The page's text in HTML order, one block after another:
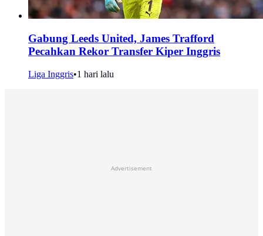
Gabung Leeds United, James Trafford
Pecahkan Rekor Transfer Kiper Inggris
Liga Inggris•1 hari lalu
Advertisement